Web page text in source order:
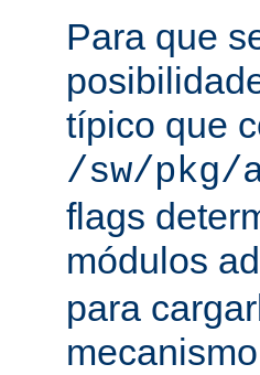
Para que
típico que
/sw/pkg/
flags
módulos
para